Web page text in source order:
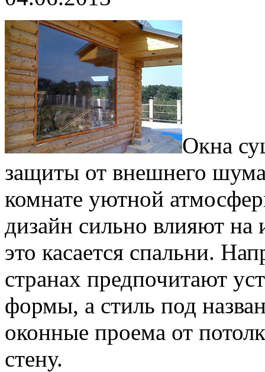
Окна
защиты от внешнего
комнате уютной
дизайн сильно влияют
это касается спальни.
странах предпочитают
формы, а стиль под
оконные проема от
стену.